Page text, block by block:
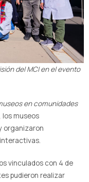
del MCI en el evento
en comunidades
los museos
organizaron
vinculados con 4 de
pudieron realizar